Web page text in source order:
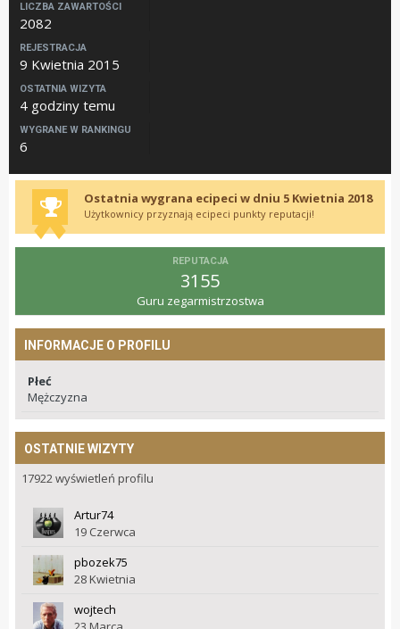
LICZBA ZAWARTOŚCI
2082
REJESTRACJA
9 Kwietnia 2015
OSTATNIA WIZYTA
4 godziny temu
WYGRANE W RANKINGU
6
Ostatnia wygrana ecipeci w dniu 5 Kwietnia 2018
Użytkownicy przyznają ecipeci punkty reputacji!
REPUTACJA
3155
Guru zegarmistrzostwa
INFORMACJE O PROFILU
Płeć
Mężczyzna
OSTATNIE WIZYTY
17922 wyświetleń profilu
Artur74
19 Czerwca
pbozek75
28 Kwietnia
wojtech